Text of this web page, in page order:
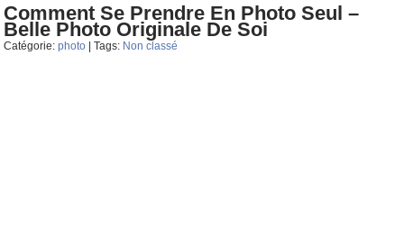
Comment Se Prendre En Photo Seul –
Belle Photo Originale De Soi
Catégorie: photo | Tags: Non classé